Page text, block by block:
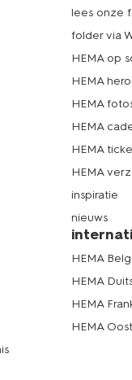
lees onze
folder via
HEMA op
HEMA
HEMA
HEMA
HEMA
HEMA
inspiratie
nieuws
HEMA
HEMA
HEMA
HEMA